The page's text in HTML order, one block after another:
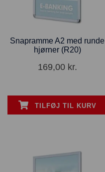
Snapramme A2 med runde
hjørner (R20)
169,00 kr.
TILFØJ TIL KURV